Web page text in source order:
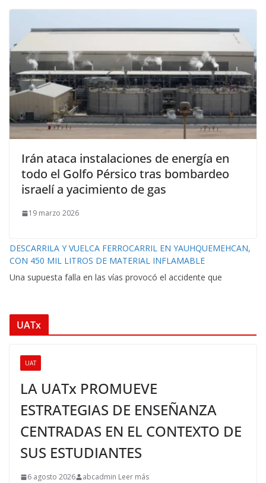
Irán ataca instalaciones de energía en
todo el Golfo Pérsico tras bombardeo
israelí a yacimiento de gas
19 marzo 2026
DESCARRILA Y VUELCA FERROCARRIL EN YAUHQUEMEHCAN,
CON 450 MIL LITROS DE MATERIAL INFLAMABLE
Una supuesta falla en las vías provocó el accidente que
UATx
UAT
LA UATx PROMUEVE
ESTRATEGIAS DE ENSEÑANZA
CENTRADAS EN EL CONTEXTO DE
SUS ESTUDIANTES
6 agosto 2026 abcadmin Leer más